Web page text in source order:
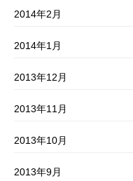
2014年2月
2014年1月
2013年12月
2013年11月
2013年10月
2013年9月